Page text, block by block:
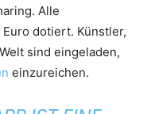
Alle
dotiert. Künstler,
sind eingeladen,
einzureichen.